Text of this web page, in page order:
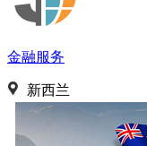
金融服务
新西兰